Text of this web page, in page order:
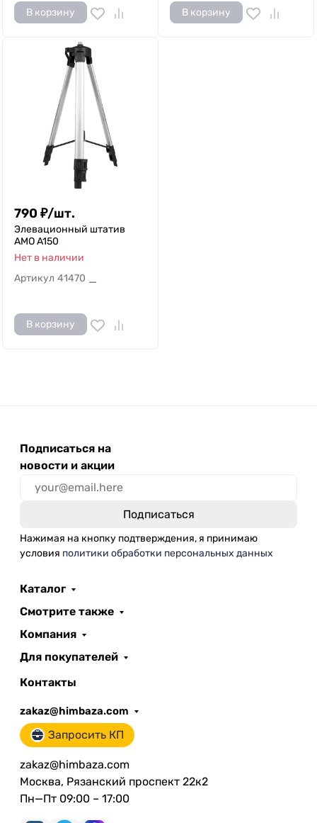
В корзину В корзину
790 ₽/шт.
Элевационный штатив
AMO A150
Нет в наличии
Артикул 41470 —
В корзину
Подписаться на
новости и акции
Нажимая на кнопку подтверждения, я принимаю
условия политики обработки персональных данных
Каталог
Смотрите также
Компания
Для покупателей
Контакты
zakaz@himbaza.com
Запросить КП
zakaz@himbaza.com
Москва, Рязанский проспект 22к2
Пн—Пт 09:00 – 17:00